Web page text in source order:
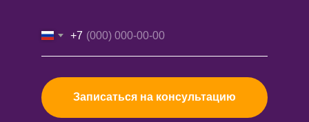
+7
Записаться на консультацию